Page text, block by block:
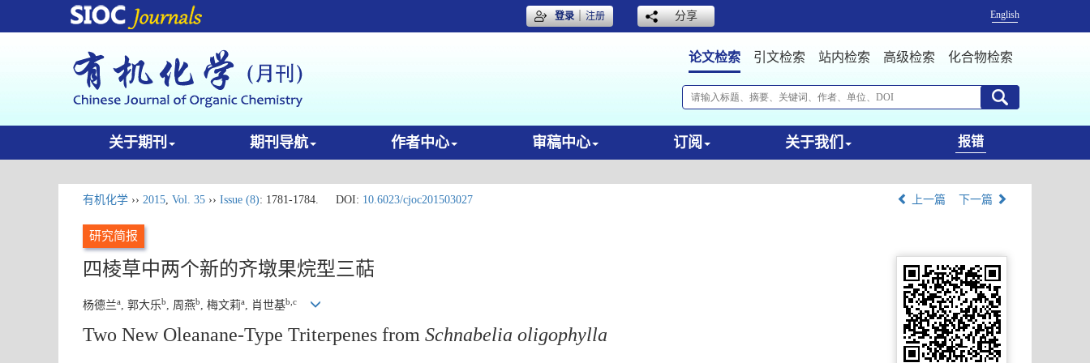
登录｜注册 分享 English
论文检索 引文检索 站内检索 高级检索 化合物检索
关于期刊 期刊导航 作者中心 审稿中心 订阅 关于我们 报错
有机化学 ›› 2015, Vol. 35 ›› Issue (8): 1781-1784. DOI: 10.6023/cjoc201503027 上一篇 下一篇
研究简报
四棱草中两个新的齐墩果烷型三萜
杨德兰a, 郭大乐b, 周燕b, 梅文莉a, 肖世基b,c
Two New Oleanane-Type Triterpenes from Schnabelia oligophylla